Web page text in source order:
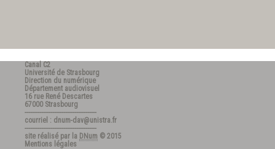
Canal C2
Université de Strasbourg
Direction du numérique
Département audiovisuel
16 rue René Descartes
67000 Strasbourg
---------------------------------------
courriel : dnum-dav@unistra.fr
---------------------------------------
site réalisé par la DNum © 2015
Mentions légales